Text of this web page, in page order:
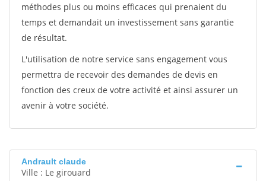
méthodes plus ou moins efficaces qui prenaient du
temps et demandait un investissement sans garantie
de résultat.
L'utilisation de notre service sans engagement vous
permettra de recevoir des demandes de devis en
fonction des creux de votre activité et ainsi assurer un
avenir à votre société.
Andrault claude
Ville : Le girouard